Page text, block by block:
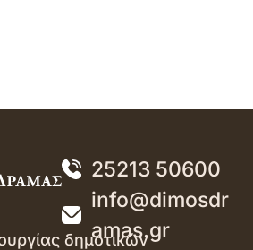
25213 50600
info@dimosdr
amas.gr
δημοτικών